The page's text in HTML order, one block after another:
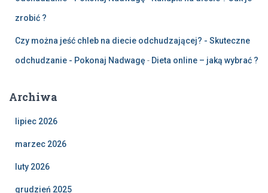
zrobić ?
Czy można jeść chleb na diecie odchudzającej? - Skuteczne
odchudzanie - Pokonaj Nadwagę - Dieta online – jaką wybrać ?
Archiwa
lipiec 2026
marzec 2026
luty 2026
grudzień 2025